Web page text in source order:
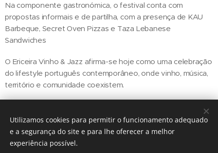
Na componente gastronómica, o festival conta com
propostas informais e de partilha, com a presença de KAU
Barbeque, Secret Oven Pizzas e Taza Lebanese
Sandwiches
O Ericeira Vinho & Jazz afirma-se hoje como uma celebração
do lifestyle português contemporâneo, onde vinho, música,
território e comunidade coexistem.
Share
Utilizamos cookies para permitir o funcionamento adequado
e a segurança do site e para lhe oferecer a melhor
experiência possível.